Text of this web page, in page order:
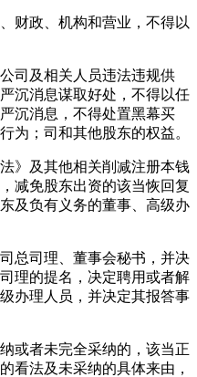
政、机构和营业，不得以
及相关人员违法违规供
沉消息谋取好处，不得以任
沉消息，不得处置黑幕买
为；司和其他股东的权益。
及其他相关削减注册本钱
减免股东出资的该当恢回复
及负有义务的董事、高级办
司理、董事会秘书，并决
理的提名，决定聘用或者解
办理人员，并决定其报答事
者未完全采纳的，该当正
看法及未采纳的具体来由，